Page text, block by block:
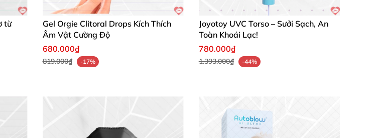
vui bất tận! ✨
Lượng! ⭐
nhật bạn thân, mọi người cười nghiêng ngả! Keo dính siêu chắc, màu tươi tắn,
chất liệu giấy mịn màng, bám tốt mà dễ bóc. Cảm giác sử dụng vui vẻ, giúp
từ
Gel Orgie Clitoral Drops Kích Thích
Âm Vật Cường Độ
680.000₫
819.000₫ -17%
Joyotoy UVC Torso – Sưởi Sạch, An
Toàn Khoái Lạc!
780.000₫
1.393.000₫ -44%